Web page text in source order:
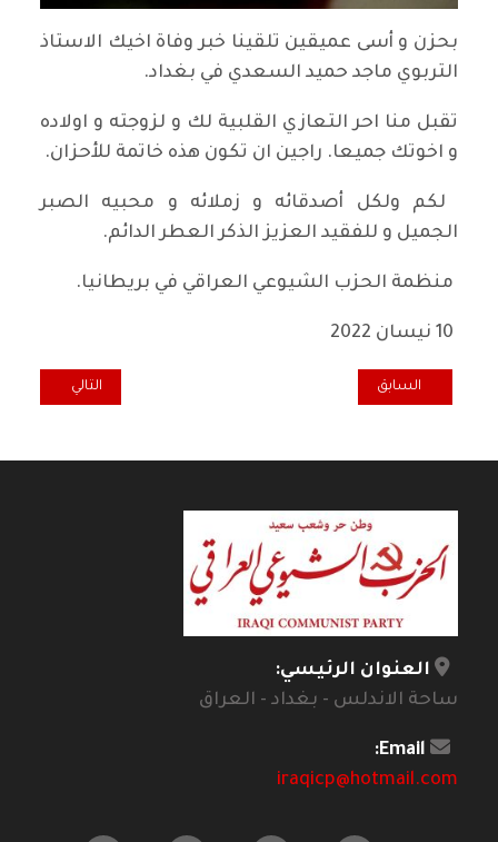
بحزن و أسى عميقين تلقينا خبر وفاة اخيك الاستاذ
التربوي ماجد حميد السعدي في بغداد.
تقبل منا احر التعازي القلبية لك و لزوجته و اولاده
و اخوتك جميعا. راجين ان تكون هذه خاتمة للأحزان.
لكم ولكل أصدقائه و زملائه و محبيه الصبر
الجميل و للفقيد العزيز الذكر العطر الدائم.
منظمة الحزب الشيوعي العراقي في بريطانيا.
10 نيسان 2022
المقال السابق: حفل في باريس بمناسبة الذكرى 88 لتأسيس الحزب
السابق المقال التالي:
التالي
العنوان الرئيسي:
ساحة الاندلس - بغداد - العراق
Email:
iraqicp@hotmail.com